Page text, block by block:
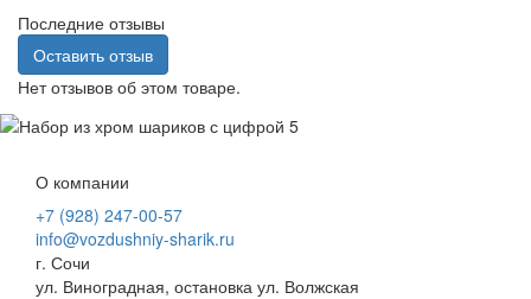
Последние отзывы
Оставить отзыв
Нет отзывов об этом товаре.
О компании
+7 (928) 247-00-57
info@vozdushniy-sharik.ru
г. Сочи
ул. Виноградная, остановка ул. Волжская